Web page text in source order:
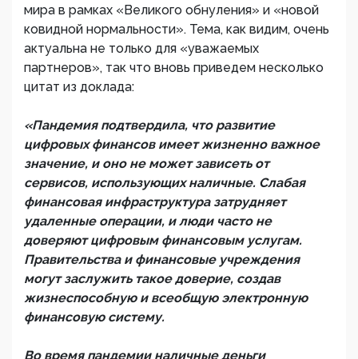
мира в рамках «Великого обнуления» и «новой
ковидной нормальности». Тема, как видим, очень
актуальна не только для «уважаемых
партнеров», так что вновь приведем несколько
цитат из доклада:
«Пандемия подтвердила, что развитие
цифровых финансов имеет жизненно важное
значение, и оно не может зависеть от
сервисов, использующих наличные. Слабая
финансовая инфраструктура затрудняет
удаленные операции, и люди часто не
доверяют цифровым финансовым услугам.
Правительства и финансовые учреждения
могут заслужить такое доверие, создав
жизнеспособную и всеобщую электронную
финансовую систему.
Во время пандемии наличные деньги